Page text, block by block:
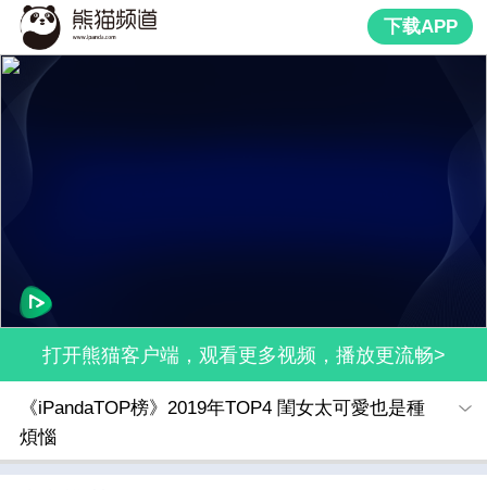
下载APP
打开熊猫客户端，观看更多视频，播放更流畅>
《iPandaTOP榜》2019年TOP4 閨女太可愛也是種
煩惱